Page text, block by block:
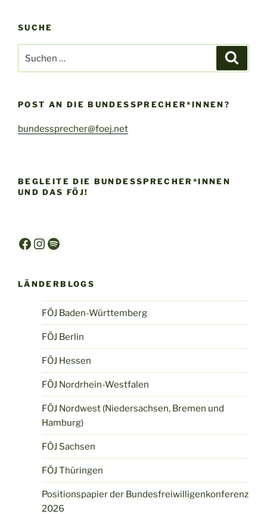
SUCHE
nach:
POST AN DIE BUNDESSPRECHER*INNEN?
bundessprecher@foej.net
BEGLEITE DIE BUNDESSPRECHER*INNEN
UND DAS FÖJ!
Facebook
Instagram
Spotify
LÄNDERBLOGS
FÖJ Baden-Württemberg
FÖJ Berlin
FÖJ Hessen
FÖJ Nordrhein-Westfalen
FÖJ Nordwest (Niedersachsen, Bremen und
Hamburg)
FÖJ Sachsen
FÖJ Thüringen
Positionspapier der Bundesfreiwilligenkonferenz
2026